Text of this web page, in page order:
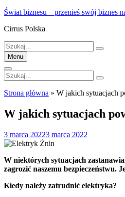
Skip
content
Świat biznesu – przenieś swój biznes
Cirrus Polska
Szukaj:
Menu
Szukaj:
Strona główna » W jakich sytuacjach
W jakich sytuacjach
Posted
on
3 marca 20223 marca 2022
W niektórych sytuacjach
zagrozić naszemu bezpieczeństwu.
Kiedy należy zatrudnić elektryka?